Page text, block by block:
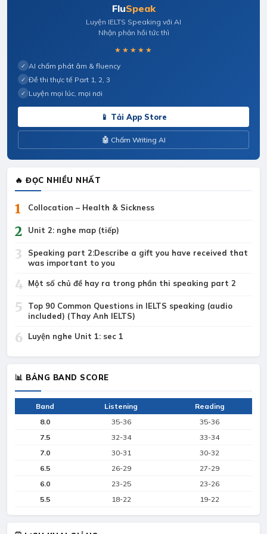
FluSpeak
Luyện IELTS Speaking với AI
Nhận phản hồi tức thì
★★★★★
✓ AI chấm phát âm & fluency
✓ Đề thi thực tế Part 1, 2, 3
✓ Luyện mọi lúc, mọi nơi
📱 Tải App Store
🤖 Chấm Writing AI
🔥 ĐỌC NHIỀU NHẤT
1 Collocation – Health & Sickness
2 Unit 2: nghe map (tiếp)
3
Speaking part 2:Describe a gift you have received that
was important to you
4 Một số chủ đề hay ra trong phần thi speaking part 2
5
Top 90 Common Questions in IELTS speaking (audio
included) (Thay Anh IELTS)
6 Luyện nghe Unit 1: sec 1
📊 BẢNG BAND SCORE
Band Listening
Reading
8.0
35-36
35-36
7.5
32-34
33-34
7.0
30-31
30-32
6.5
26-29
27-29
6.0
23-25
23-26
5.5
18-22 19-22